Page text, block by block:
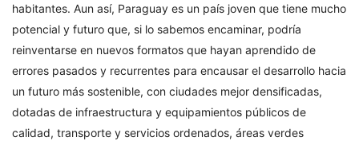
habitantes. Aun así, Paraguay es un país joven que tiene mucho
potencial y futuro que, si lo sabemos encaminar, podría
reinventarse en nuevos formatos que hayan aprendido de
errores pasados y recurrentes para encausar el desarrollo hacia
un futuro más sostenible, con ciudades mejor densificadas,
dotadas de infraestructura y equipamientos públicos de
calidad, transporte y servicios ordenados, áreas verdes